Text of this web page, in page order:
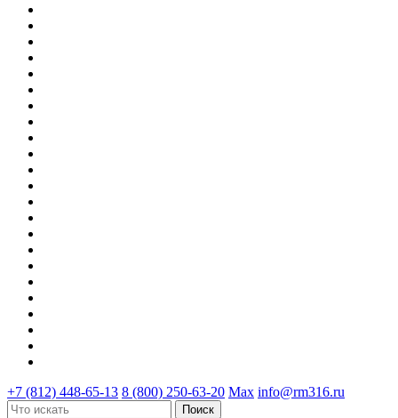
+7 (812) 448-65-13 8 (800) 250-63-20 Max info@rm316.ru